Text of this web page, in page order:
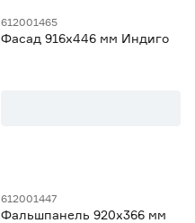
612001465
Фасад 916х446 мм Индиго
612001447
Фальшпанель 920х366 мм